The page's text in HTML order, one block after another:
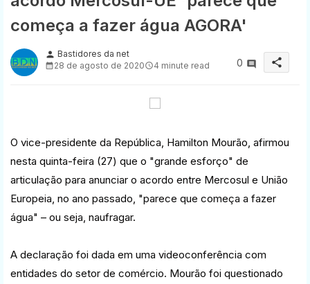
começa a fazer água AGORA'
person Bastidores da net
28 de agosto de 2020
4 minute read 0 share
O vice-presidente da República, Hamilton Mourão, afirmou
nesta quinta-feira (27) que o "grande esforço" de
articulação para anunciar o acordo entre Mercosul e União
Europeia, no ano passado, "parece que começa a fazer
água" – ou seja, naufragar.
A declaração foi dada em uma videoconferência com
entidades do setor de comércio. Mourão foi questionado